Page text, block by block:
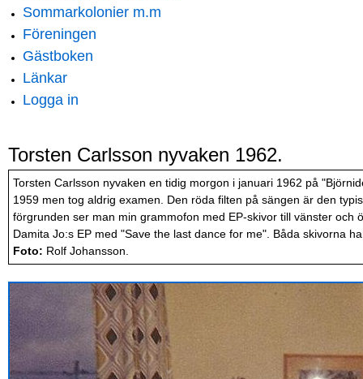
Sommarkolonier m.m
Föreningen
Gästboken
Länkar
Logga in
Torsten Carlsson nyvaken 1962.
Torsten Carlsson nyvaken en tidig morgon i januari 1962 på
1959 men tog aldrig examen. Den röda filten på sängen är den
förgrunden ser man min grammofon med EP-skivor till vänster och
Damita Jo:s EP med "Save the last dance for me". Båda skivorna
Foto: Rolf Johansson.